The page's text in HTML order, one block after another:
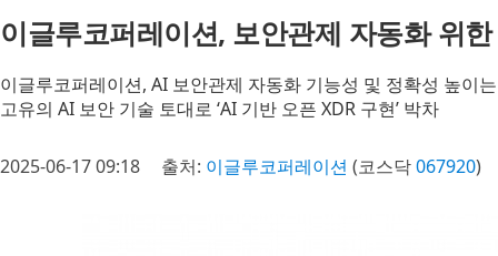
이글루코퍼레이션, 보안관제 자동화 위
이글루코퍼레이션, AI 보안관제 자동화 기능성 및 정확성 높이
고유의 AI 보안 기술 토대로 ‘AI 기반 오픈 XDR 구현’ 박차
2025-06-17 09:18 출처: 이글루코퍼레이션 (코스닥067920)